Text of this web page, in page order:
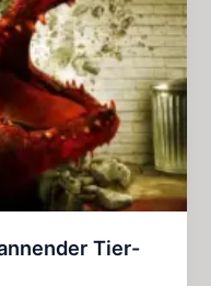
Tier-